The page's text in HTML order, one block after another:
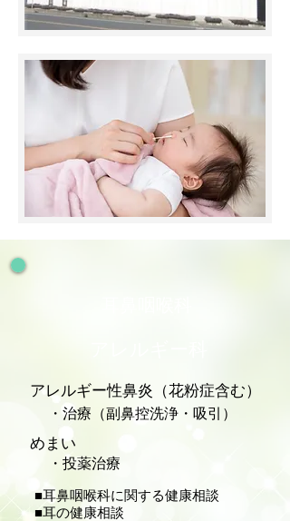
アレルギー性鼻炎（花粉症含む）
・治療（副鼻控洗浄・吸引）
めまい
・投薬治療
■耳鼻咽喉科に関する健康相談
■耳の健康相談